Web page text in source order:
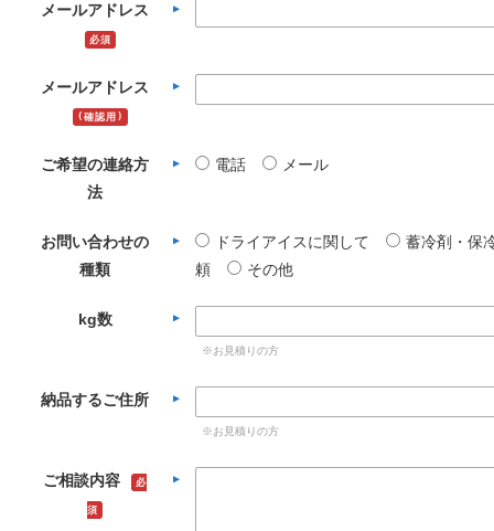
メールアドレス
必須
メールアドレス
(確認用)
ご希望の連絡方
法
電話 メール
お問い合わせの
種類
ドライアイスに関して
蓄冷剤・保
頼
その他
kg数
※お見積りの方
納品するご住所
※お見積りの方
ご相談内容 必
須